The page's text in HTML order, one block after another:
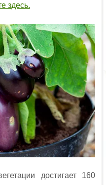
здесь.
достигает 160